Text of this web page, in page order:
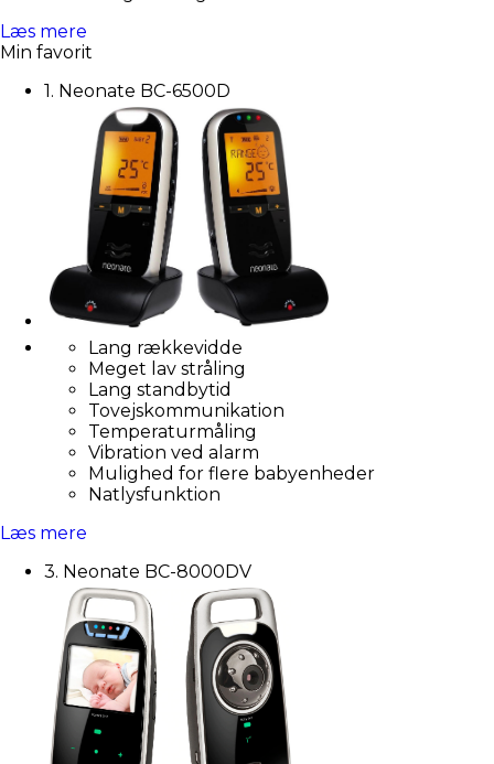
Læs mere
Min favorit
1. Neonate BC-6500D
Lang rækkevidde
Meget lav stråling
Lang standbytid
Tovejskommunikation
Temperaturmåling
Vibration ved alarm
Mulighed for flere babyenheder
Natlysfunktion
Læs mere
3. Neonate BC-8000DV